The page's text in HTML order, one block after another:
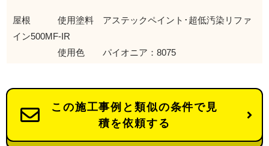
屋根 使用塗料 アステックペイント･超低汚染リファ
イン500MF-IR
使用色 パイオニア：8075
この施工事例と類似の条件で見
積を依頼する